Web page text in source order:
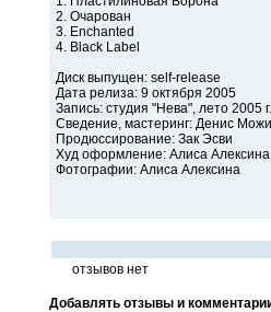
2. Очарован
3. Enchanted
4. Black Label
Диск выпущен: self-release
Дата релиза: 9 октября 2005
Запись: студия "Нева", лето 2005 г.
Сведение, мастеринг: Денис
Продюссирование: Зак Эсви
Худ оформление: Алиса Алексина
Фотографии: Алиса Алексина
отзывов нет
Добавлять отзывы и